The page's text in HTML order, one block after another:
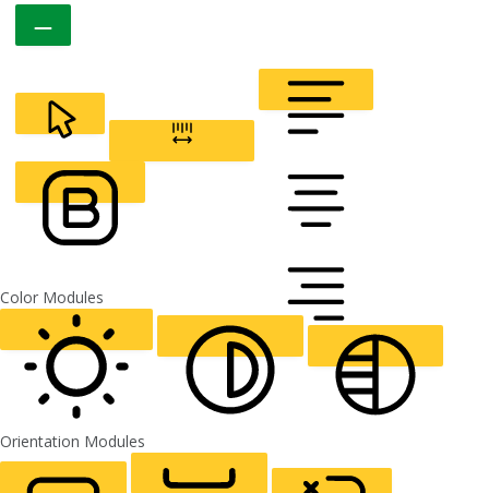
CURSOR
ALIGN TEXT
FONT WEIGHT
Color Modules
LIGHT CONTRAST HIGH CONTRAST
Orientation Modules